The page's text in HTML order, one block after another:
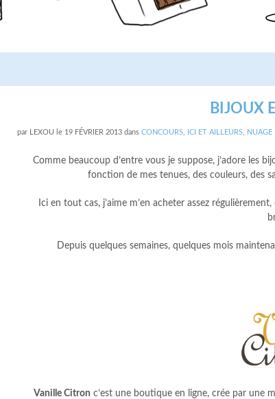
BIJOUX
par LEXOU le 19 FÉVRIER 2013 dans CONCOURS ICI ET AILLEURS
Comme beaucoup d’entre vous je suppose, j’adore les
fonction de mes tenues, des couleurs, des
Ici en tout cas, j’aime m’en acheter assez
Depuis quelques semaines, quelques mois
Vanille Citron c’est une boutique en ligne, crée par une